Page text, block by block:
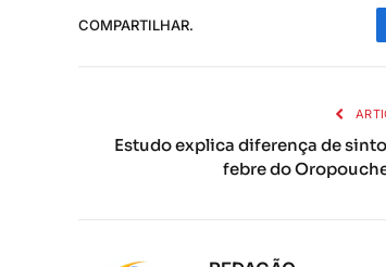
COMPARTILHAR.
Estudo explica diferença de
febre do